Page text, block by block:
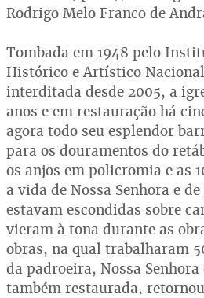
Rodrigo Melo Franco de
Tombada em 1948 pelo
Histórico e Artístico
interditada desde 2005, a
anos e em restauração há
agora todo seu esplendor
para os douramentos do
os anjos em policromia e as
a vida de Nossa Senhora e
estavam escondidas sobre
vieram à tona durante as
obras, na qual trabalharam
da padroeira, Nossa Senhora
também restaurada,